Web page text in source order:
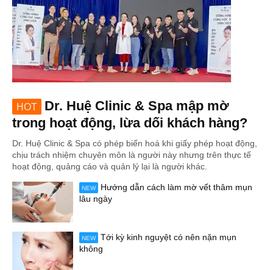
HOT
Dr. Huệ Clinic & Spa mập mờ
trong hoạt động, lừa dối khách hàng?
Dr. Huệ Clinic & Spa có phép biến hoá khi giấy phép hoạt động,
chịu trách nhiệm chuyên môn là người này nhưng trên thực tế
hoạt động, quảng cáo và quản lý lại là người khác.
NEW
Hướng dẫn cách làm mờ vết thâm mụn
lâu ngày
NEW
Tới kỳ kinh nguyệt có nên nặn mụn
không